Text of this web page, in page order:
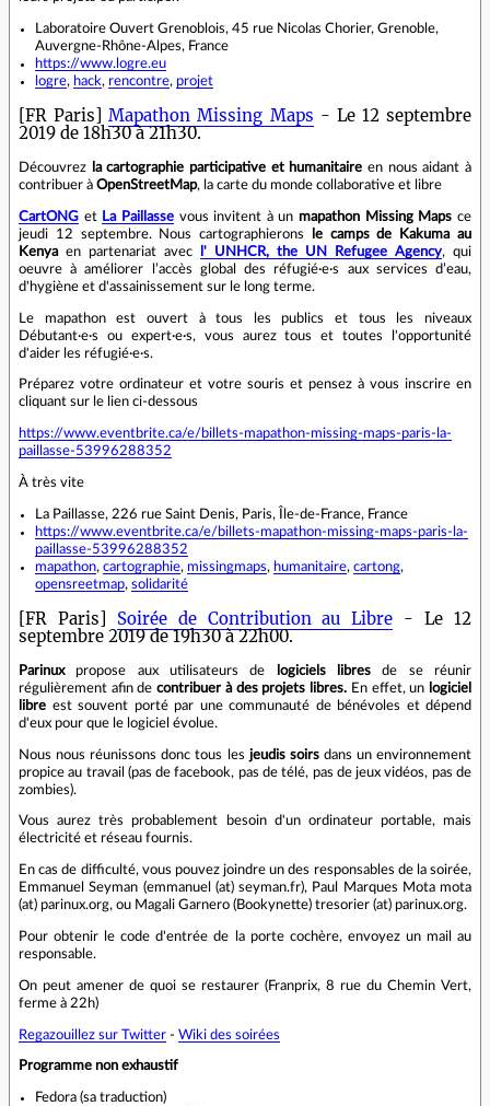
Laboratoire Ouvert Grenoblois, 45 rue Nicolas Chorier, Grenoble,
Auvergne-Rhône-Alpes, France
https://www.logre.eu
logre, hack, rencontre, projet
[FR Paris]Mapathon Missing Maps - Le 12 septembre
2019 de 18h30 à 21h30.
Découvrez la cartographie participative et humanitaire en nous aidant à
contribuer à OpenStreetMap, la carte du monde collaborative et libre
CartONG et La Paillassevous invitent à un mapathon Missing Maps ce
jeudi 12 septembre. Nous cartographierons
le camps de Kakuma au
Kenyaen partenariat avec l' UNHCR, the UN Refugee Agency, qui
oeuvre à améliorer l’accès global des réfugié·e·s aux services d’eau,
d'hygiène et d'assainissement sur le long terme.
Le mapathon est ouvert à tous les publics et tous les niveaux
Débutant·e·s ou expert·e·s, vous aurez tous et toutes l'opportunité
d'aider les réfugié·e·s.
Préparez votre ordinateur et votre souris et pensez à vous inscrire en
cliquant sur le lien ci-dessous
https://www.eventbrite.ca/e/billets-mapathon-missing-maps-paris-la-
paillasse-53996288352
À très vite
La Paillasse, 226 rue Saint Denis, Paris, Île-de-France, France
https://www.eventbrite.ca/e/billets-mapathon-missing-maps-paris-la-
paillasse-53996288352
mapathon, cartographie, missingmaps, humanitaire, cartong,
opensreetmap, solidarité
[FR Paris] Soirée de Contribution au Libre - Le 12
septembre 2019 de 19h30 à 22h00.
Parinuxpropose aux utilisateurs de logiciels libres de se réunir
régulièrement afin decontribuer à des projets libres. En effet, un logiciel
libre est souvent porté par une communauté de bénévoles et dépend
d'eux pour que le logiciel évolue.
Nous nous réunissons donc tous les jeudis soirsdans un environnement
propice au travail (pas de facebook, pas de télé, pas de jeux vidéos, pas de
zombies).
Vous aurez très probablement besoin d'un ordinateur portable, mais
électricité et réseau fournis.
En cas de difficulté, vous pouvez joindre un des responsables de la soirée,
Emmanuel Seyman (emmanuel (at) seyman.fr), Paul Marques Mota mota
(at) parinux.org, ou Magali Garnero (Bookynette) tresorier (at) parinux.org.
Pour obtenir le code d'entrée de la porte cochère, envoyez un mail au
responsable.
On peut amener de quoi se restaurer (Franprix, 8 rue du Chemin Vert,
ferme à 22h)
Regazouillez sur Twitter - Wiki des soirées
Programme non exhaustif
Fedora (sa traduction)